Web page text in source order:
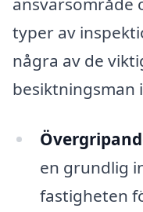
typer av
några av de
besiktningsman
en grundlig
fastigheten